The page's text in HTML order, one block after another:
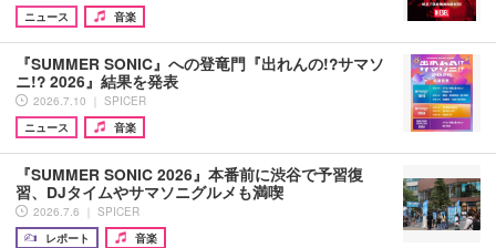
ニュース
音楽
『SUMMER SONIC』への登竜門『出れんの!?サマソ
ニ!? 2026』結果を発表
2026.7.10 ｜ SPICER
ニュース
音楽
『SUMMER SONIC 2026』本番前に渋谷で予習復
習、DJタイムやサマソニグルメも満喫
2026.7.6 ｜ SPICER
レポート
音楽